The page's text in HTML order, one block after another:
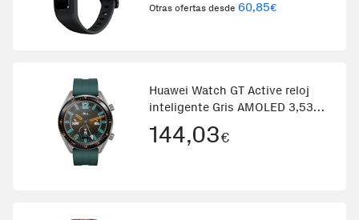
Otras ofertas desde 60,85€
Huawei Watch GT Active reloj
inteligente Gris AMOLED 3,53
cm (1.39) GPS (satélite)
144,03€